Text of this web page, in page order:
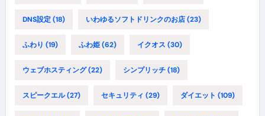
DNS設定(18) いわゆるソフトドリンクのお店(23)
ふわり (19) ふわ姫(62) イクオス (30)
ウェブホスティング(22) シンプリッチ(18)
スピークエル(27) セキュリティ (29) ダイエット (109)